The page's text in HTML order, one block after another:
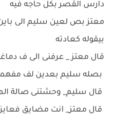
دارس القصر بكل حاجه فيه
معتز بص لعين سليم الى
بيقوله كعادته
قال معتز _ عرفنى الى ف
بصله سليم بعدين لف
قال سليم_ وحشتنى صالة
قال معتز_ انت مضايق